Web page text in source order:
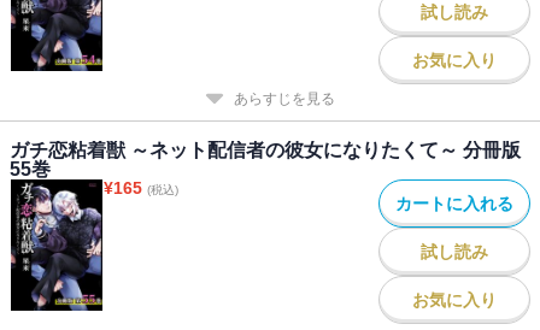
試し読み
お気に入り
あらすじを見る
ガチ恋粘着獣 ～ネット配信者の彼女になりたくて～ 分冊版
55巻
¥165 (税込)
カートに入れる
試し読み
お気に入り